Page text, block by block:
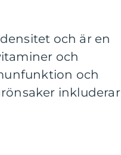
och är en
och
och
inkluderar